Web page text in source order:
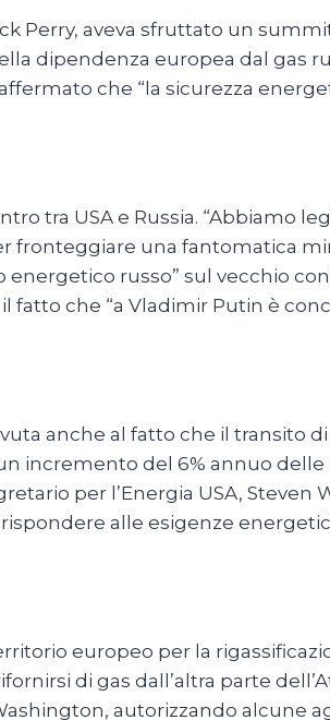
Perry, aveva sfruttato un
dipendenza europea dal gas
che “la sicurezza
tra USA e Russia. “Abbiamo
fronteggiare una fantomatica
russo” sul vecchio
che “a Vladimir Putin è
anche al fatto che il transito di
incremento del 6% annuo
per l’Energia USA, Steven
alle esigenze
europeo per la
di gas dall’altra parte
autorizzando alcune